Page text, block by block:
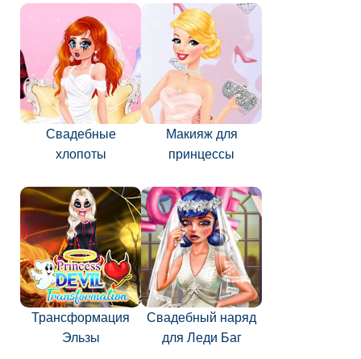
Свадебные
хлопоты
Макияж для
принцессы
Трансформация
Эльзы
Свадебный наряд
для Леди Баг